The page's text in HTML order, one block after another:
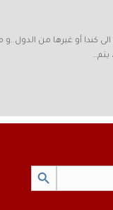
يتم…
Search Button